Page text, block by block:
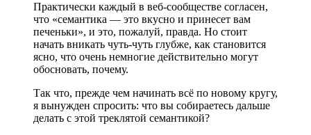
Практически каждый в веб-сообществе согласен,
что «семантика — это вкусно и принесет вам
печеньки», и это, пожалуй, правда. Но стоит
начать вникать чуть-чуть глубже, как становится
ясно, что очень немногие действительно могут
обосновать, почему.
Так что, прежде чем начинать всё по новому кругу,
я вынужден спросить: что вы собираетесь дальше
делать с этой треклятой семантикой?